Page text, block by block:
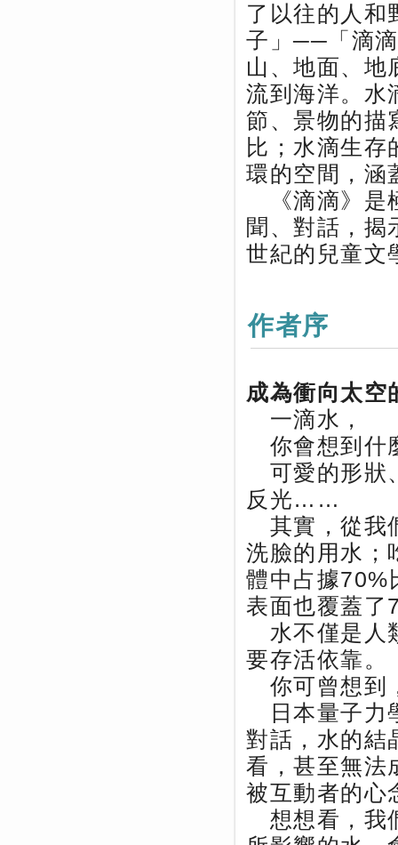
了以往的人和
子」──「滴
山、地面、地
流到海洋。水
節、景物的描
比；水滴生存
環的空間，涵
《滴滴》是
聞、對話，揭
世紀的兒童文
作者序
成為衝向太空
一滴水，
你會想到什
可愛的形狀
反光……
其實，從我
洗臉的用水
體中占據70%
表面也覆蓋了
水不僅是人
要存活依靠。
你可曾想到
日本量子力
對話，水的結
看，甚至無法
被互動者的心
想想看，我